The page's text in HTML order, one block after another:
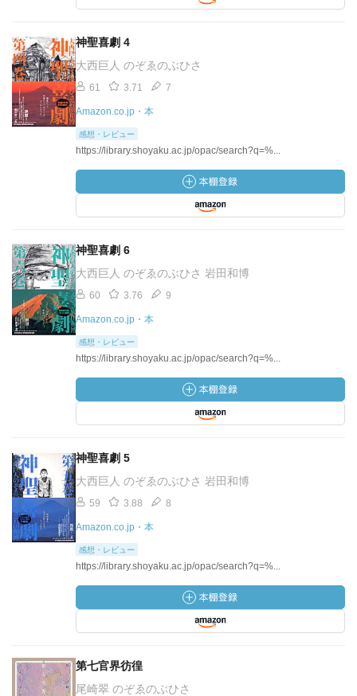
神聖喜劇 4
大西巨人 のぞゑのぶひさ
61 3.71 7
Amazon.co.jp・本
感想・レビュー
https://library.shoyaku.ac.jp/opac/search?q=%...
神聖喜劇 6
大西巨人 のぞゑのぶひさ 岩田和博
60 3.76 9
Amazon.co.jp・本
感想・レビュー
https://library.shoyaku.ac.jp/opac/search?q=%...
神聖喜劇 5
大西巨人 のぞゑのぶひさ 岩田和博
59 3.88 8
Amazon.co.jp・本
感想・レビュー
https://library.shoyaku.ac.jp/opac/search?q=%...
第七官界彷徨
尾崎翠 のぞゑのぶひさ